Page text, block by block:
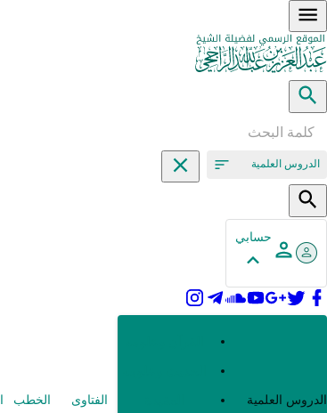
الدروس العلمية
حسابي
الدروس العلمية الفتاوى الخطب